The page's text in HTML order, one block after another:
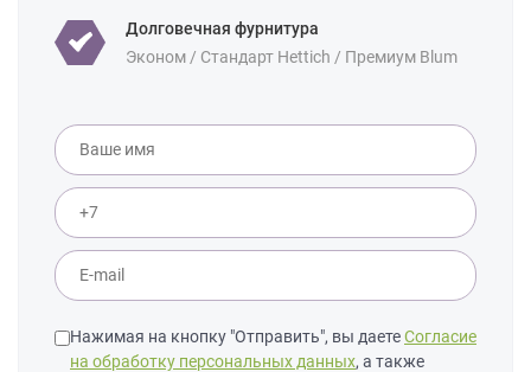
Долговечная фурнитура
Эконом / Стандарт Hettich / Премиум Blum
Нажимая на кнопку "Отправить", вы даетеСогласие
на обработку персональных данных, а также